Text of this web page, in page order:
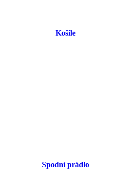
Košile
Spodní prádlo